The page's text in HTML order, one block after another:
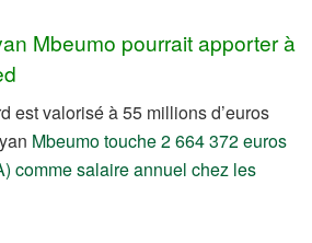
Mbeumo pourrait apporter à
est valorisé à 55 millions d’euros
Mbeumo touche 2 664 372 euros
comme salaire annuel chez les